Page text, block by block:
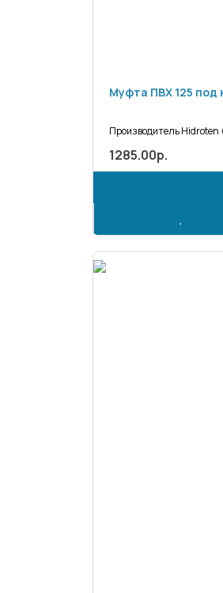
Муфта ПВХ 125 под
Производитель
1285.00р.